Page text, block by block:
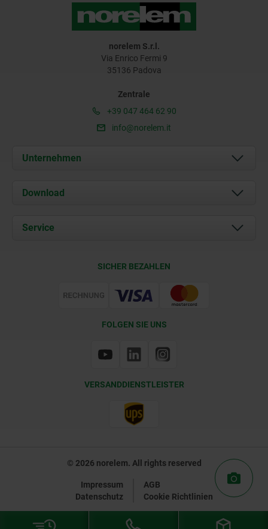
norelem S.r.l.
Via Enrico Fermi 9
35136 Padova
Zentrale
+39 047 464 62 90
info@norelem.it
Unternehmen
Über uns
Kontakt
Download
Dokumente
Service
SICHER BEZAHLEN
FOLGEN SIE UNS
VERSANDDIENSTLEISTER
© 2026 norelem. All rights reserved
Impressum
AGB
Datenschutz
Cookie Richtlinien